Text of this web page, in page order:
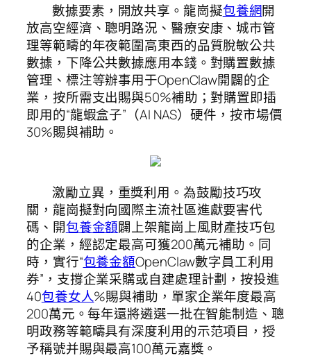
數據要素，開放共享。龍崗擬包養網開
放高空經濟、聰明路況、醫療安康、城市管
理等範疇的年夜範圍高東西的品質脫敏公共
數據，下降公共數據應用本錢。對購置數據
管理、標注等辦事用于OpenClaw開闢的企
業，按所需支出賜與50%補助；對購置即插
即用的“龍蝦盒子”（AI NAS）硬件，按市場價
30%賜與補助。
激勵立異，重獎利用。為鼓勵技巧攻
關，龍崗擬對向國際主流社區進獻要害代
碼、開包養金額闢上架龍崗上風財產技巧包
的企業，經認定最高可獲200萬元補助。同
時，實行“包養金額OpenClaw數字員工利用
券”，支撐企業采購或自建處理計劃，按投進
40包養女人%賜與補助，單家企業年度最高
200萬元。每年還將遴選一批在智能制造、聰
明政務等範疇具有深度利用的示范項目，授
予稱號并賜與最高100萬元嘉獎。